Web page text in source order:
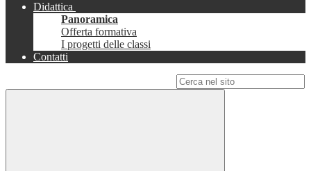
Didattica
Panoramica
Offerta formativa
I progetti delle classi
Contatti